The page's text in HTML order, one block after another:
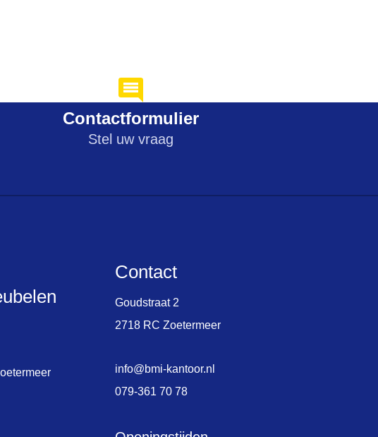
Contactformulier
Stel uw vraag
Contact
Goudstraat 2
2718 RC Zoetermeer
info@bmi-kantoor.nl
079-361 70 78